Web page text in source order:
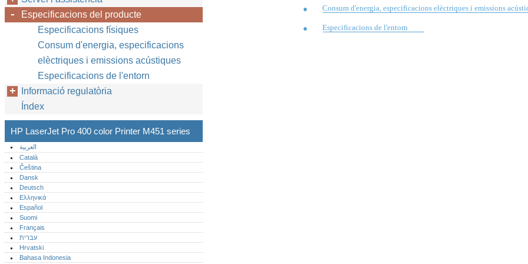
● Consum d'energia, especificacions elèctriques i emissions
● Especificacions de l'entorn
Especificacions del producte
Especificacions físiques
Consum d'energia, especificacions
elèctriques i emissions acústiques
Especificacions de l'entorn
Informació regulatòria
Índex
HP LaserJet Pro 400 color Printer M451 series
العربية
Català
Čeština
Dansk
Deutsch
Ελληνικά
Español
Suomi
Français
עברית
Hrvatski
Bahasa Indonesia